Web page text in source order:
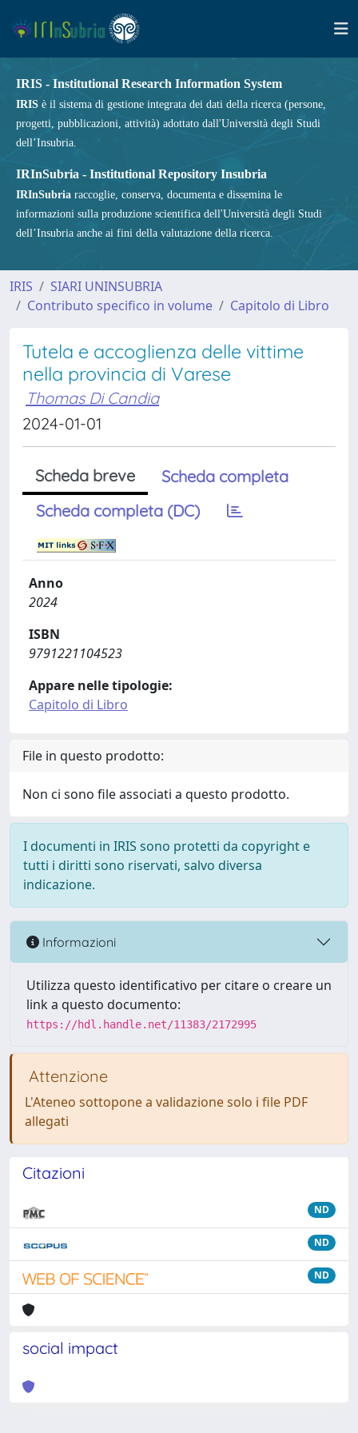
IRIS - Institutional Research Information System
IRIS è il sistema di gestione integrata dei dati della ricerca (persone,
progetti, pubblicazioni, attività) adottato dall'Università degli Studi
dell’Insubria.
IRInSubria - Institutional Repository Insubria
IRInSubria raccoglie, conserva, documenta e dissemina le
informazioni sulla produzione scientifica dell'Università degli Studi
dell’Insubria anche ai fini della valutazione della ricerca.
IRIS
SIARI UNINSUBRIA
Contributo specifico in volume
Capitolo di Libro
Tutela e accoglienza delle vittime
nella provincia di Varese
Thomas Di Candia
2024-01-01
Scheda breve
Scheda completa
Scheda completa (DC)
Anno
2024
ISBN
9791221104523
Appare nelle tipologie:
Capitolo di Libro
File in questo prodotto:
Non ci sono file associati a questo prodotto.
I documenti in IRIS sono protetti da copyright e
tutti i diritti sono riservati, salvo diversa
indicazione.
Informazioni
Utilizza questo identificativo per citare o creare un
link a questo documento:
https://hdl.handle.net/11383/2172995
Attenzione
L'Ateneo sottopone a validazione solo i file PDF
allegati
Citazioni
ND
ND
ND
social impact